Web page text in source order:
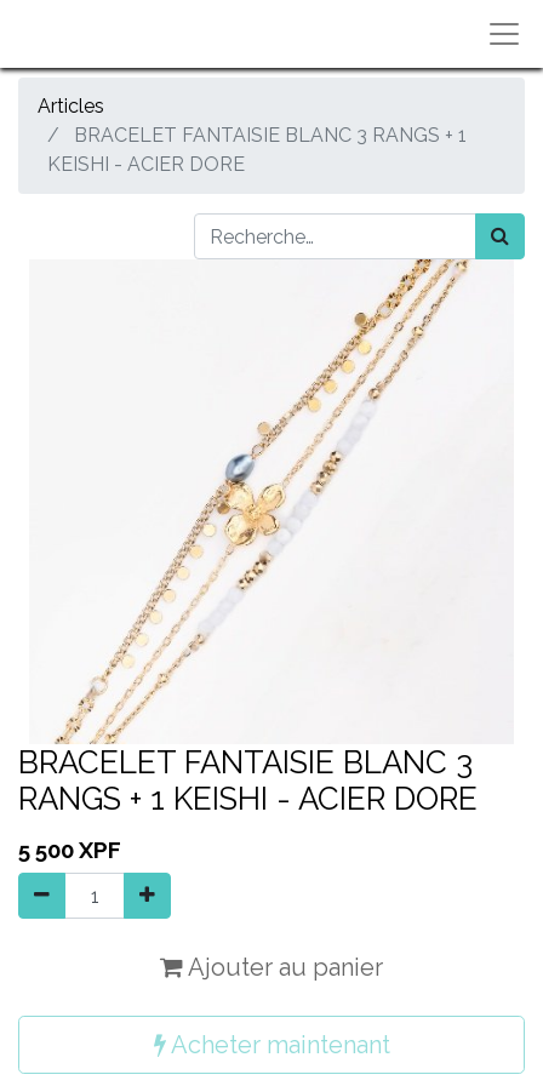
Articles
BRACELET FANTAISIE BLANC 3 RANGS + 1
KEISHI - ACIER DORE
BRACELET FANTAISIE BLANC 3
RANGS + 1 KEISHI - ACIER DORE
5 500XPF
Ajouter au panier
Acheter maintenant